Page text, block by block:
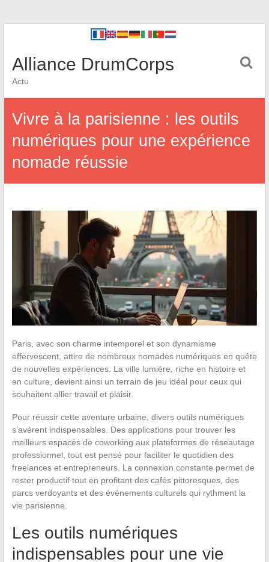
Alliance DrumCorps
Actu
Vivre à la parisienne : les outils
numériques pour une expérience
nomade réussie
Paris, avec son charme intemporel et son dynamisme
effervescent, attire de nombreux nomades numériques en quête
de nouvelles expériences. La ville lumière, riche en histoire et
en culture, devient ainsi un terrain de jeu idéal pour ceux qui
souhaitent allier travail et plaisir.
Pour réussir cette aventure urbaine, divers outils numériques
s’avèrent indispensables. Des applications pour trouver les
meilleurs espaces de coworking aux plateformes de réseautage
professionnel, tout est pensé pour faciliter le quotidien des
freelances et entrepreneurs. La connexion constante permet de
rester productif tout en profitant des cafés pittoresques, des
parcs verdoyants et des événements culturels qui rythment la
vie parisienne.
Les outils numériques
indispensables pour une vie